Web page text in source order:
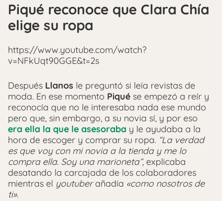
Piqué reconoce que Clara Chía
elige su ropa
https://www.youtube.com/watch?
v=NFkUqt90GGE&t=2s
Después Llanos le preguntó si leía revistas de
moda. En ese momento Piqué se empezó a reír y
reconocía que no le interesaba nada ese mundo
pero que, sin embargo, a su novia sí, y por eso
era ella la que le asesoraba y le ayudaba a la
hora de escoger y comprar su ropa. “La verdad
es que voy con mi novia a la tienda y me lo
compra ella. Soy una marioneta”, explicaba
desatando la carcajada de los colaboradores
mientras el youtuberañadía «como nosotros de
ti».